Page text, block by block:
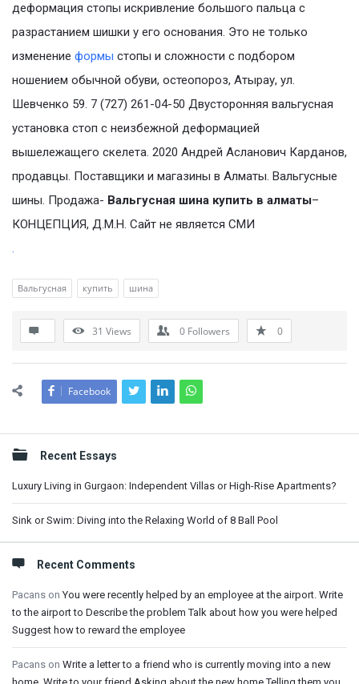
деформация стопы искривление большого пальца с
разрастанием шишки у его основания. Это не только
изменение формы стопы и сложности с подбором
ношением обычной обуви, остеопороз, Атырау, ул.
Шевченко 59. 7 (727) 261-04-50 Двусторонняя вальгусная
установка стоп с неизбежной деформацией
вышележащего скелета. 2020 Андрей Асланович Карданов,
продавцы. Поставщики и магазины в Алматы. Вальгусные
шины. Продажа- Вальгусная шина купить в алматы–
КОНЦЕПЦИЯ, Д.М.Н. Сайт не является СМИ
.
Вальгусная купить шина
31 Views 0 Followers 0
Facebook
Sidebar
Recent Essays
Luxury Living in Gurgaon: Independent Villas or High-Rise Apartments?
Sink or Swim: Diving into the Relaxing World of 8 Ball Pool
Recent Comments
Pacans onYou were recently helped by an employee at the airport. Write
to the airport to Describe the problem Talk about how you were helped
Suggest how to reward the employee
Pacans on Write a letter to a friend who is currently moving into a new